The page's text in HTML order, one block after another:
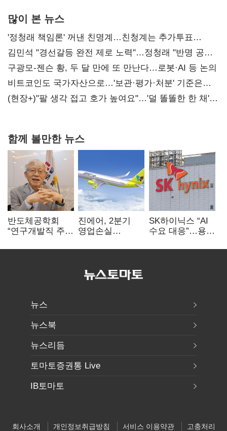
많이 본 뉴스
'정청래 책임론' 꺼낸 친명계…친청계는 추가투표
때리기
김민석 "경선갈등 완전 제로 노력"…정청래 "반명 공세
사과부터"
구광모-젠슨 황, 두 달 만에 또 만난다…로봇·AI 등 논의
비트코인도 국가자산으로…'보관·평가·처분' 기준은
숙제
(현장+)"팔 생각 접고 호가 높여요"…'덜 똘똘한 한 채'
함께 볼만한 뉴스
반도체공학회
“연구개발직 주
개선해야”
진에어, 2분기
영업손실
상승 여파
SK하이닉스 “AI
수요 대응”…용인
투자
뉴스
뉴스북
뉴스리듬
토마토증권통 Live
IB토마토
회사소개 개인정보취급방침 서비스 이용약관 고충처리